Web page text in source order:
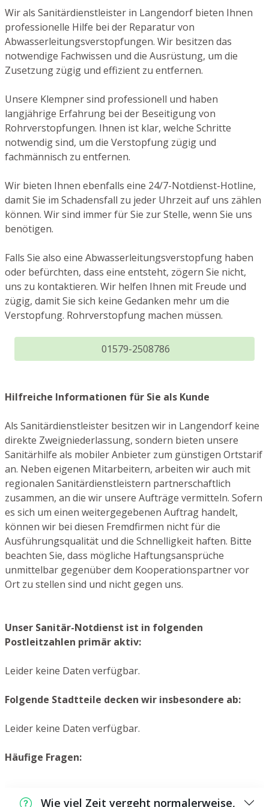
Wir als Sanitärdienstleister in Langendorf bieten Ihnen
professionelle Hilfe bei der Reparatur von
Abwasserleitungsverstopfungen. Wir besitzen das
notwendige Fachwissen und die Ausrüstung, um die
Zusetzung zügig und effizient zu entfernen.
Unsere Klempner sind professionell und haben
langjährige Erfahrung bei der Beseitigung von
Rohrverstopfungen. Ihnen ist klar, welche Schritte
notwendig sind, um die Verstopfung zügig und
fachmännisch zu entfernen.
Wir bieten Ihnen ebenfalls eine 24/7-Notdienst-Hotline,
damit Sie im Schadensfall zu jeder Uhrzeit auf uns zählen
können. Wir sind immer für Sie zur Stelle, wenn Sie uns
benötigen.
Falls Sie also eine Abwasserleitungsverstopfung haben
oder befürchten, dass eine entsteht, zögern Sie nicht,
uns zu kontaktieren. Wir helfen Ihnen mit Freude und
zügig, damit Sie sich keine Gedanken mehr um die
Verstopfung. Rohrverstopfung machen müssen.
01579-2508786
Hilfreiche Informationen für Sie als Kunde
Als Sanitärdienstleister besitzen wir in Langendorf keine
direkte Zweigniederlassung, sondern bieten unsere
Sanitärhilfe als mobiler Anbieter zum günstigen Ortstarif
an. Neben eigenen Mitarbeitern, arbeiten wir auch mit
regionalen Sanitärdienstleistern partnerschaftlich
zusammen, an die wir unsere Aufträge vermitteln. Sofern
es sich um einen weitergegebenen Auftrag handelt,
können wir bei diesen Fremdfirmen nicht für die
Ausführungsqualität und die Schnelligkeit haften. Bitte
beachten Sie, dass mögliche Haftungsansprüche
unmittelbar gegenüber dem Kooperationspartner vor
Ort zu stellen sind und nicht gegen uns.
Unser Sanitär-Notdienst ist in folgenden
Postleitzahlen primär aktiv:
Leider keine Daten verfügbar.
Folgende Stadtteile decken wir insbesondere ab:
Leider keine Daten verfügbar.
Häufige Fragen:
Wie viel Zeit vergeht normalerweise,